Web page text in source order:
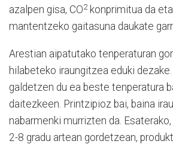
azalpen gisa, CO2konprimitua da
mantentzeko gaitasuna daukate
Arestian aipatutako tenperaturan
hilabeteko iraungitzea eduki
galdetzen du ea beste tenperatura
daitezkeen. Printzipioz bai, baina
nabarmenki murrizten da.
2-8 gradu artean gordetzean,